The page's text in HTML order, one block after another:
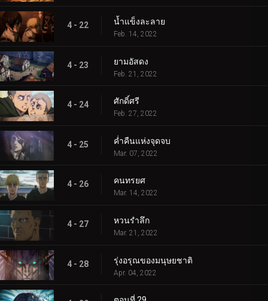
4 - 22 น้ำแข็งละลาย
Feb. 14, 2022
4 - 23 ยามอัสดง
Feb. 21, 2022
4 - 24 ศักดิ์ศรี
Feb. 27, 2022
4 - 25 ค่ำคืนแห่งจุดจบ
Mar. 07, 2022
4 - 26 คนทรยศ
Mar. 14, 2022
4 - 27 หวนรำลึก
Mar. 21, 2022
4 - 28 รุ่งอรุณของมนุษยชาติ
Apr. 04, 2022